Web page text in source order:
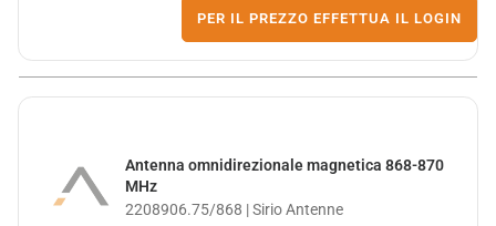
PER IL PREZZO EFFETTUA IL LOGIN
Antenna omnidirezionale magnetica 868-870
MHz
2208906.75/868 | Sirio Antenne